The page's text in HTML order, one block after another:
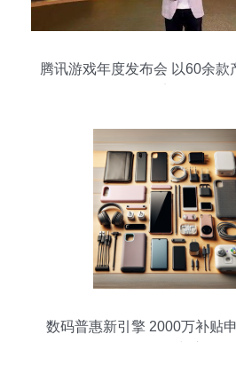
腾讯游戏年度发布会 以60余款
数码普惠新引擎 2000万补贴